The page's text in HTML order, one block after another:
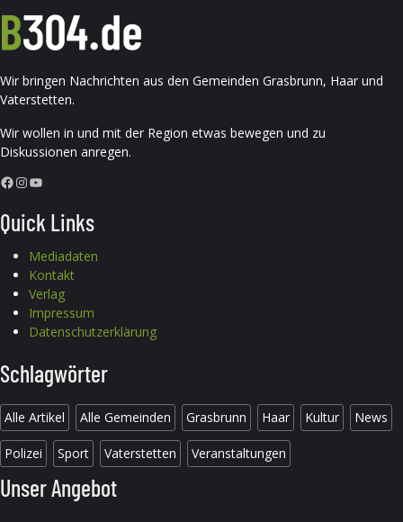
Wir bringen Nachrichten aus den Gemeinden Grasbrunn, Haar und
Vaterstetten.
Wir wollen in und mit der Region etwas bewegen und zu
Diskussionen anregen.
Facebook InstagramYouTube
Quick Links
Mediadaten
Kontakt
Verlag
Impressum
Datenschutzerklärung
Schlagwörter
Alle Artikel Alle Gemeinden Grasbrunn Haar Kultur News
Polizei Sport Vaterstetten Veranstaltungen
Unser Angebot